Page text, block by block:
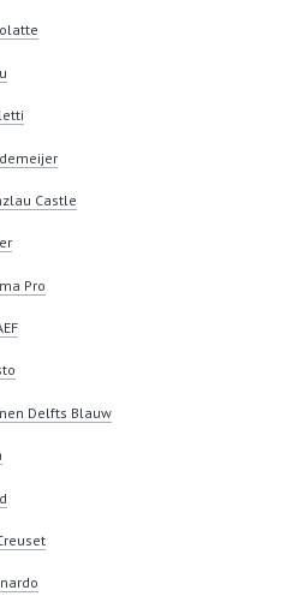
Castle
Pro
Delfts Blauw